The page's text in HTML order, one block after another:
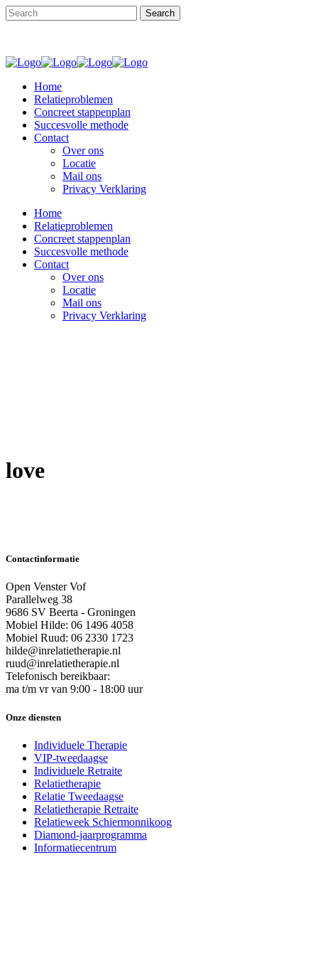
Home
Relatieproblemen
Concreet stappenplan
Succesvolle methode
Contact
Over ons
Locatie
Mail ons
Privacy Verklaring
Home
Relatieproblemen
Concreet stappenplan
Succesvolle methode
Contact
Over ons
Locatie
Mail ons
Privacy Verklaring
love
Contactinformatie
Open Venster Vof
Parallelweg 38
9686 SV Beerta - Groningen
Mobiel Hilde: 06 1496 4058
Mobiel Ruud: 06 2330 1723
hilde@inrelatietherapie.nl
ruud@inrelatietherapie.nl
Telefonisch bereikbaar:
ma t/m vr van 9:00 - 18:00 uur
Onze diensten
Individuele Therapie
VIP-tweedaagse
Individuele Retraite
Relatietherapie
Relatie Tweedaagse
Relatietherapie Retraite
Relatieweek Schiermonnikoog
Diamond-jaarprogramma
Informatiecentrum